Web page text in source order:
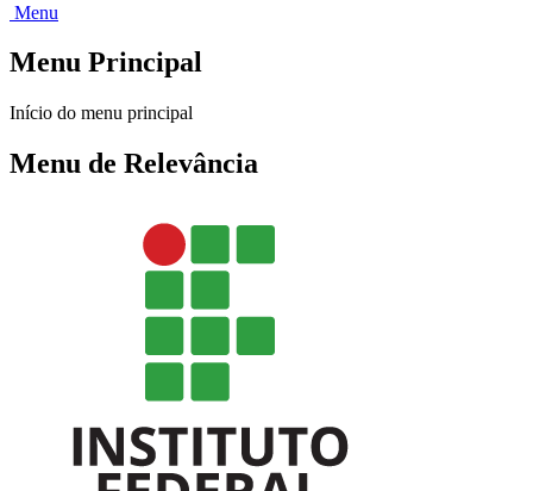
Menu
Menu Principal
Início do menu principal
Menu de Relevância